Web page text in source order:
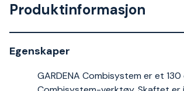
Produktinformasjon
Egenskaper
GARDENA Combisystem er et